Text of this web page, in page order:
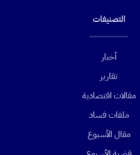
التصنيفات
أخبار
تقارير
مقالات اقتصادية
ملفات فساد
مقال الأسبوع